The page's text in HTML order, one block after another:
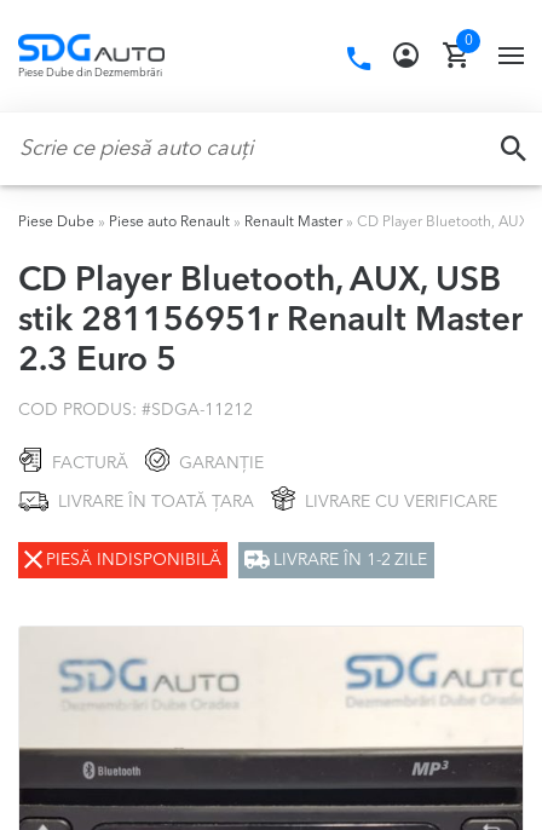
navigation
content
Piese Dube din Dezmembrări
Call
0
Piese Dube » Piese auto Renault » Renault Master» CD Player Bluetooth, AUX,
CD Player Bluetooth, AUX, USB
stik 281156951r Renault Master
2.3 Euro 5
COD PRODUS: #SDGA-11212
FACTURĂ GARANȚIE
LIVRARE ÎN TOATĂ ȚARA LIVRARE CU VERIFICARE
PIESĂ INDISPONIBILĂ LIVRARE ÎN 1-2 ZILE